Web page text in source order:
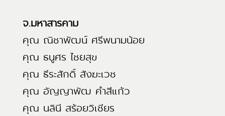
จ.มหาสารคาม
คุณ ณิชาพัฒน์ ศรีพนามน้อย
คุณ ธนูศร ไชยสุข
คุณ ธีระสักดิ์ สังฆะเวช
คุณ อัญญาพัฒ คำสีแก้ว
คุณ นลินี สร้อยวิเชียร